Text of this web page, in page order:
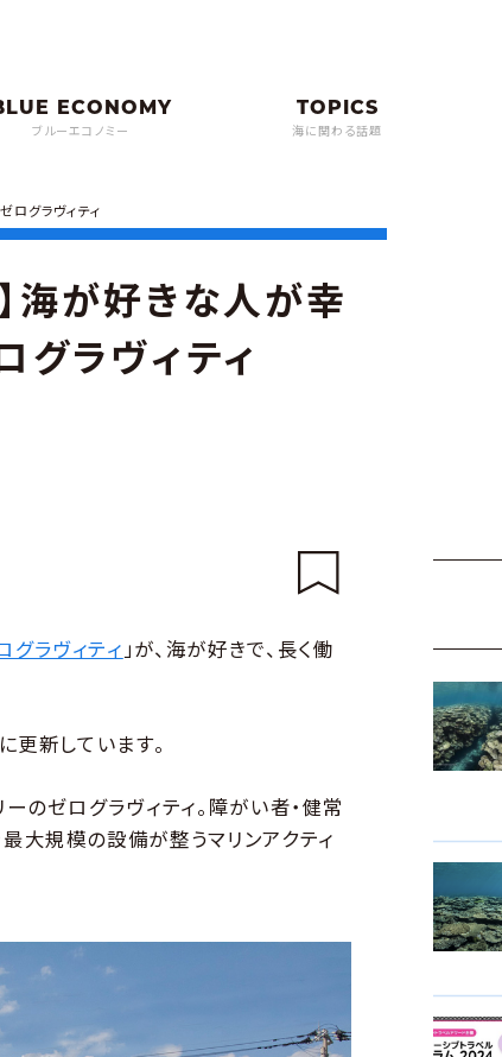
ブルーエコノミー 海に関わる話題
ログラヴィティ
海が好きな人が幸
ラヴィティ
グラヴィティ 」が、海が好きで、長く働
新しています。
のゼログラヴィティ。障がい者・健常
大規模の設備が整うマリンアクティ